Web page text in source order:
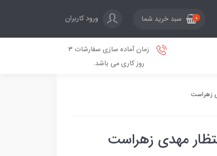
0 سبد خرید شما ورود کاربران
زمان آماده سازی سفارشات 3
روز کاری می باشد.
زهراست
مهدی زهراست